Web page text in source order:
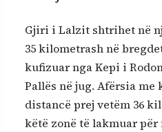
Gjiri i Lalzit shtrihet në
35 kilometrash në
kufizuar nga Kepi i
Pallës në jug. Afërsia me
distancë prej vetëm 36
këtë zonë të lakmuar